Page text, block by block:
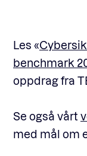
Les «
benchmark
oppdrag fra
Se også vårt
med mål om